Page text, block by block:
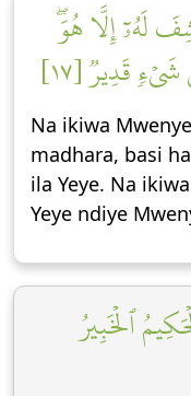
لَهُۥٓ إِلَّا هُوَۖ
قَدِيرٞ [١٧]
Na ikiwa
madhara, basi
ila Yeye. Na
Yeye ndiye
ٱلۡخَبِيرُ